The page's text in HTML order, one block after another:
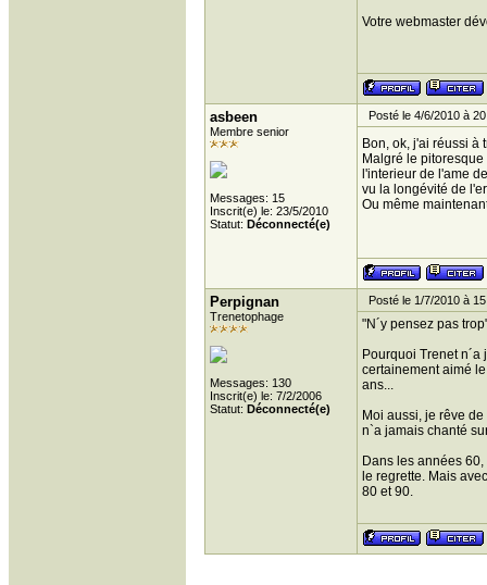
Votre webmaster
asbeen
Membre senior
Messages: 15
Inscrit(e) le: 23/5/2010
Statut: Déconnecté(e)
Posté le 4/6/2010 à
Bon, ok, j'ai réussi
Malgré le
l'interieur de l'ame
vu la longévité de
Ou même
Perpignan
Trenetophage
Messages: 130
Inscrit(e) le: 7/2/2006
Statut: Déconnecté(e)
Posté le 1/7/2010 à
"N´y pensez pas
Pourquoi Trenet
certainement aimé
ans...
Moi aussi, je rêve
n`a jamais chanté
Dans les années
le regrette. Mais
80 et 90.